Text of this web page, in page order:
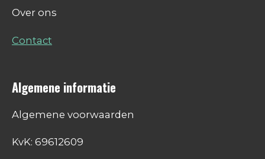
Over ons
Contact
Algemene informatie
Algemene voorwaarden
KvK: 69612609